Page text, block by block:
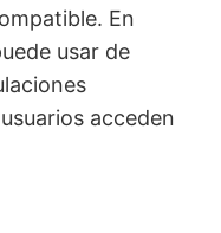
En
usar de
acceden